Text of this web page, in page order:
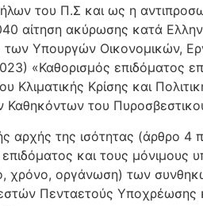
του Π.Σ και ως η
ακύρωσης κατά
Υπουργών Οικονομικών,
«Καθορισμός επιδόματος
Κρίσης και
Καθηκόντων του
αρχής της ισότητας (άρθρο 4
και τους μόνιμους
χρόνο, οργάνωση) των
Πενταετούς Υποχρέωσης